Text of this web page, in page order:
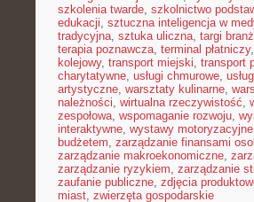
szkolenia twarde, szkolnictwo
edukacji, sztuczna inteligencja w
tradycyjna, sztuka uliczna, targi
terapia poznawcza, terminal płatniczy,
kolejowy, transport miejski, transport
charytatywne, usługi chmurowe,
artystyczne, warsztaty kulinarne,
należności, wirtualna rzeczywistość,
zespołowa, wspomaganie rozwoju,
interaktywne, wystawy motoryzacyjne
budżetem, zarządzanie finansami
zarządzanie makroekonomiczne,
zarządzanie ryzykiem, zarządzanie
zaufanie publiczne, zdjęcia
miast, zwierzęta gospodarskie